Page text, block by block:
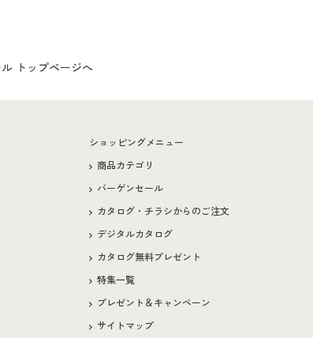
トップページへ
ショッピングメニュー
商品カテゴリ
バーゲンセール
カタログ・チラシからのご注文
デジタルカタログ
カタログ無料プレゼント
特集一覧
プレゼント＆キャンペーン
サイトマップ